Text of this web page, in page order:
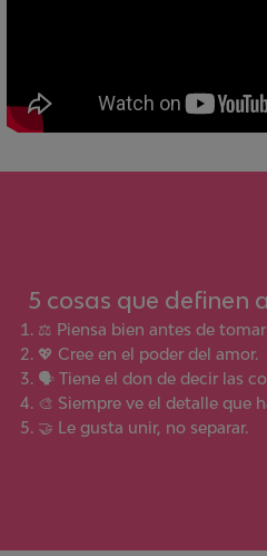
5 cosas que definen
⚖️ Piensa bien antes de
💖 Cree en el poder del amor.
🗣 Tiene el don de decir las
🎨 Siempre ve el detalle que
🤝 Le gusta unir, no separar.